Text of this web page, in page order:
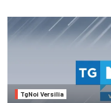
TgNoi Versilia